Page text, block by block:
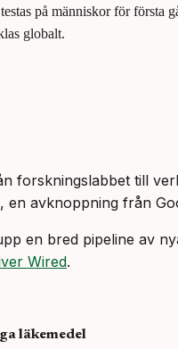
på människor för
globalt.
forskningslabbet till
avknoppning från
en bred pipeline av
Wired.
läkemedel